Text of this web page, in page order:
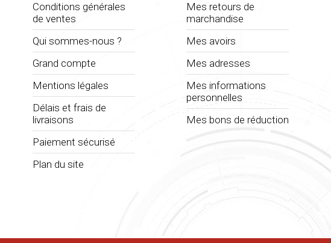
Conditions générales
de ventes
Qui sommes-nous ?
Grand compte
Mentions légales
Délais et frais de
livraisons
Paiement sécurisé
Plan du site
Mes retours de
marchandise
Mes avoirs
Mes adresses
Mes informations
personnelles
Mes bons de réduction